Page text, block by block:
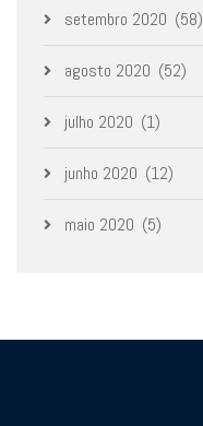
setembro 2020 (58)
agosto 2020 (52)
julho 2020 (1)
junho 2020 (12)
maio 2020 (5)